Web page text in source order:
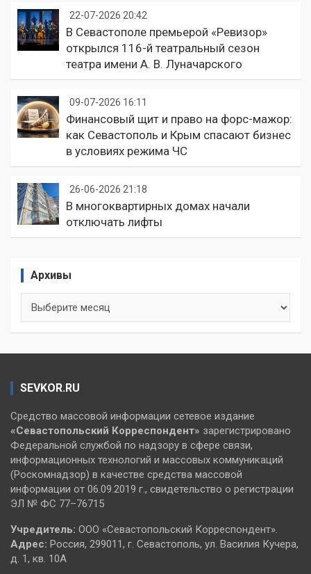
22-07-2026 20:42
В Севастополе премьерой «Ревизор»
открылся 116-й театральный сезон
театра имени А. В. Луначарского
09-07-2026 16:11
Финансовый щит и право на форс-мажор:
как Севастополь и Крым спасают бизнес
в условиях режима ЧС
26-06-2026 21:18
В многоквартирных домах начали
отключать лифты
Архивы
SEVKOR.RU
Средство массовой информации сетевое издание
«Севастопольский Корреспондент» зарегистрировано
Федеральной службой по надзору в сфере связи,
информационных технологий и массовых коммуникаций
(Роскомнадзор) в качестве средства массовой
информации от 06.09.2019 г., свидетельство о регистрации
ЭЛ № ФС 77–76715
Учредитель: ООО «Севастопольский Корреспондент».
Адрес: Россия, 299011, г. Севастополь, ул. Василия Кучера,
д. 1, кв. 10А